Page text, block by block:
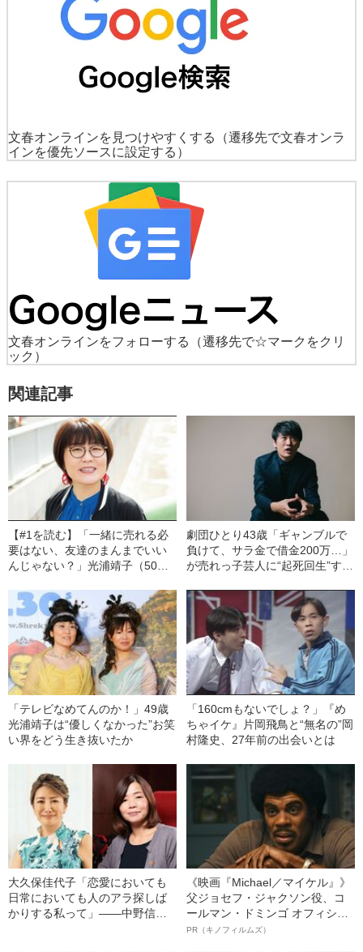
文春オンラインを見つけやすくする
（遷移先で文春オンラ
インを優先ソースに設定する）
文春オンラインをフォローする
（遷移先で☆マークをクリ
ック）
関連記事
【#1を読む】「一緒に売れる必
要はない、友達のまんまでいい
んじゃない？」光浦靖子（50）
存在
劇団ひとり43歳「ギャンブルで
負けて、サラ金で借金200万…」
が売れっ子芸人に“起死回生”する
「テレビなめてんのか！」49歳
光浦靖子は“優しくなかった”お笑
い界をどう生き抜いたか
「160cmもないでしょ？」『め
ちゃイケ』片岡飛鳥と“無名の”岡
村隆史、27年前の出会いとは
大久保佳代子「恋愛においても
日常においても人のアラ探しば
かりする私って」――中野信子
《映画『Michael／マイケル』》
父ジョセフ・ジャクソン役、コ
ールマン・ドミンゴ オフィシャ
ルインタビュー“観客を魅了した
PR（キノフィルムズ）